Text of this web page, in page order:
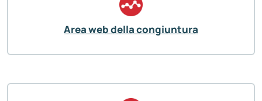
Area web della congiuntura